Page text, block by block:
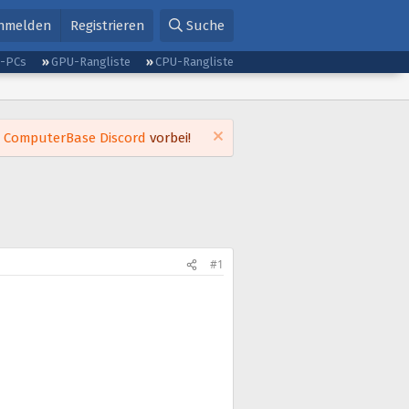
Registrieren Suche
PCs GPU-Rangliste
CPU-Rangliste
ComputerBase Discord vorbei!
#1